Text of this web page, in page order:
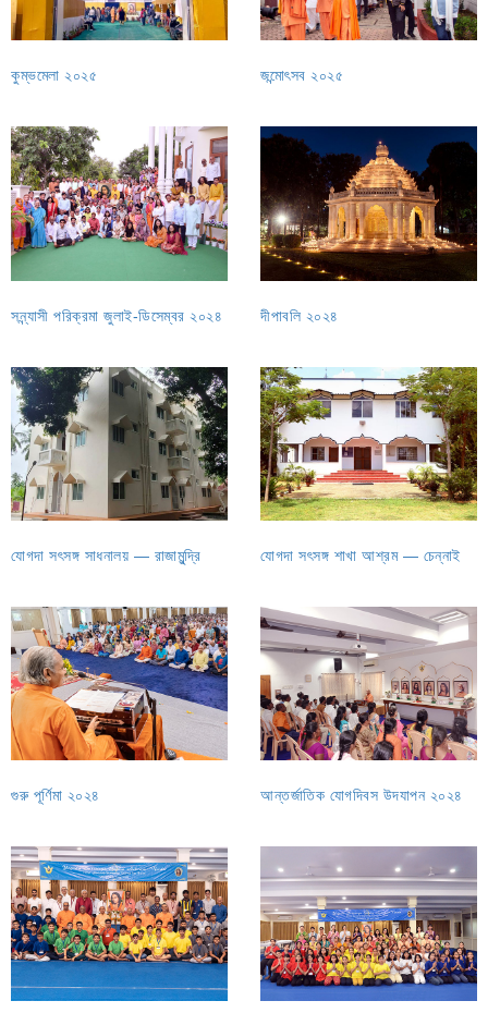
কুম্ভমেলা ২০২৫ জন্মোৎসব ২০২৫
সন্ন্যাসী পরিক্রমা জুলাই-ডিসেম্বর ২০২৪ দীপাবলি ২০২৪
যোগদা সৎসঙ্গ সাধনালয় — রাজামুন্দ্রি যোগদা সৎসঙ্গ শাখা আশ্রম — চেন্নাই
গুরু পূর্ণিমা ২০২৪ আন্তর্জাতিক যোগদিবস উদযাপন ২০২৪